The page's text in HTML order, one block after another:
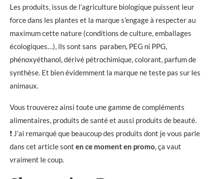
Les produits, issus de l’agriculture biologique puissent leur
force dans les plantes et la marque s’engage à respecter au
maximum cette nature (conditions de culture, emballages
écologiques…), ils sont sans paraben, PEG ni PPG,
phénoxyéthanol, dérivé pétrochimique, colorant, parfum de
synthèse. Et bien évidemment la marque ne teste pas sur les
animaux.
Vous trouverez ainsi toute une gamme de compléments
alimentaires, produits de santé et aussi produits de beauté.
❗ J’ai remarqué que beaucoup des produits dont je vous parle
dans cet article sont en ce moment en promo, ça vaut
vraiment le coup.